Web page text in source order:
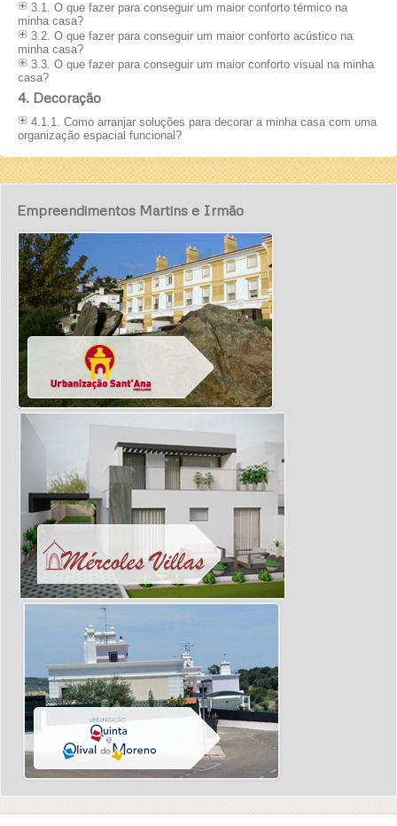
3.1. O que fazer para conseguir um maior conforto térmico na
minha casa?
3.2. O que fazer para conseguir um maior conforto acústico na
minha casa?
3.3. O que fazer para conseguir um maior conforto visual na minha
casa?
4. Decoração
4.1.1. Como arranjar soluções para decorar a minha casa com uma
organização espacial funcional?
Empreendimentos Martins e Irmão